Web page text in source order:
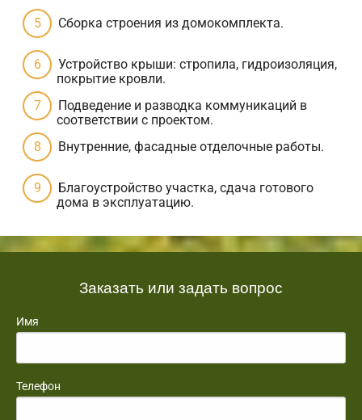
Сборка строения из домокомплекта.
Устройство крыши: стропила, гидроизоляция,
покрытие кровли.
Подведение и разводка коммуникаций в
соответствии с проектом.
Внутренние, фасадные отделочные работы.
Благоустройство участка, сдача готового
дома в эксплуатацию.
Заказать или задать вопрос
Имя
Телефон